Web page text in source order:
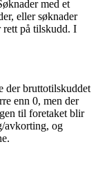
med et
eller søknader
rett på tilskudd. I
der bruttotilskuddet
enn 0, men der
til foretaket blir
avkorting, og